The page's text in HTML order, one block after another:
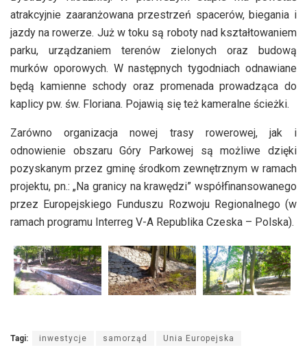
atrakcyjnie zaaranżowana przestrzeń spacerów, biegania i
jazdy na rowerze. Już w toku są roboty nad kształtowaniem
parku, urządzaniem terenów zielonych oraz budową
murków oporowych. W następnych tygodniach odnawiane
będą kamienne schody oraz promenada prowadząca do
kaplicy pw. św. Floriana. Pojawią się też kameralne ścieżki.
Zarówno organizacja nowej trasy rowerowej, jak i
odnowienie obszaru Góry Parkowej są możliwe dzięki
pozyskanym przez gminę środkom zewnętrznym w ramach
projektu, pn.: „Na granicy na krawędzi” współfinansowanego
przez Europejskiego Funduszu Rozwoju Regionalnego (w
ramach programu Interreg V-A Republika Czeska – Polska).
Tagi: inwestycje samorząd Unia Europejska